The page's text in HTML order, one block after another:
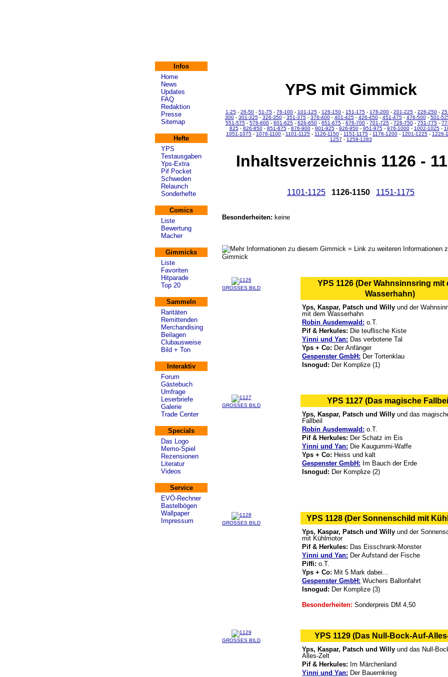
YPS mit Gimmick
1-25 - 26-50 - 51-75 - 76-100 - 101-125 - 126-150 - 151-175 - 176-200 - 201-225 - 226-250 -
300- 301-325- 326-350- 351-375- 376-400- 401-425- 426-450- 451-475- 476-500- 501-
551-575 - 576-600 - 601-625 - 626-650 - 651-675 - 676-700 - 701-725 - 726-750 - 751-775 -
825- 826-850- 851-875- 876-900- 901-925- 926-950- 951-975- 976-1000- 1002-1025-
1051-1075 - 1076-1100 - 1101-1125 - 1126-1150 - 1151-1175 - 1176-1200 - 1201-1225 - 1226-
1257 - 1258-1283
Inhaltsverzeichnis 1126 -
1101-1125 1126-1150 1151-1175
Besonderheiten: keine
= Link zu weiteren Informationen
Gimmick
GROSSES BILD
YPS 1126 (Der Wahnsinnsring mit
Wasserhahn)
Yps, Kaspar, Patsch und Willy und der
mit dem Wasserhahn
Robin Ausdemwald: o.T.
Pif & Herkules: Die teuflische Kiste
Yinni und Yan: Das verbotene Tal
Yps + Co: Der Anfänger
Gespenster GmbH: Der Tortenklau
Isnogud: Der Komplize (1)
GROSSES BILD
YPS 1127 (Das magische
Yps, Kaspar, Patsch und Willy und das
Fallbeil
Robin Ausdemwald: o.T.
Pif & Herkules: Der Schatz im Eis
Yinni und Yan: Die Kaugummi-Waffe
Yps + Co: Heiss und kalt
Gespenster GmbH: Im Bauch der Erde
Isnogud: Der Komplize (2)
GROSSES BILD
YPS 1128 (Der Sonnenschild mit
Yps, Kaspar, Patsch und Willy und der
mit Kühlmotor
Pif & Herkules: Das Eisschrank-Monster
Yinni und Yan: Der Aufstand der Fische
Piffi: o.T.
Yps + Co: Mit 5 Mark dabei...
Gespenster GmbH: Wuchers Ballonfahrt
Isnogud: Der Komplize (3)
Besonderheiten: Sonderpreis DM 4,50
GROSSES BILD
YPS 1129 (Das Null-Bock-Auf-
Yps, Kaspar, Patsch und Willy und das Null-
Alles-Zelt
Pif & Herkules: Im Märchenland
Yinni und Yan: Der Bauernkrieg
Infos
Home
News
Updates
FAQ
Redaktion
Presse
Sitemap
Hefte
YPS
Testausgaben
Yps-Extra
Pif Pocket
Schweden
Relaunch
Sonderhefte
Comics
Liste
Bewertung
Macher
Gimmicks
Liste
Favoriten
Hitparade
Top 20
Sammeln
Raritäten
Remittenden
Merchandising
Beilagen
Clubausweise
Bild + Ton
Interaktiv
Forum
Gästebuch
Umfrage
Leserbriefe
Galerie
Trade Center
Specials
Das Logo
Memo-Spiel
Rezensionen
Literatur
Videos
Service
EVÖ-Rechner
Bastelbögen
Wallpaper
Impressum